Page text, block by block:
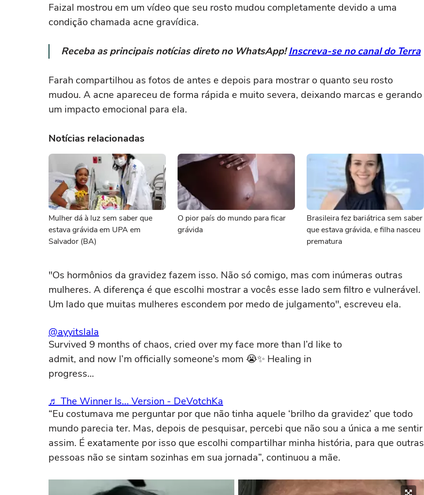
Faizal mostrou em um vídeo que seu rosto mudou completamente devido a uma
condição chamada acne gravídica.
Receba as principais notícias direto no WhatsApp!Inscreva-se no canal do Terra
Farah compartilhou as fotos de antes e depois para mostrar o quanto seu rosto
mudou. A acne apareceu de forma rápida e muito severa, deixando marcas e gerando
um impacto emocional para ela.
Notícias relacionadas
Mulher dá à luz sem saber que
estava grávida em UPA em
Salvador (BA)
O pior país do mundo para ficar
grávida
Brasileira fez bariátrica sem saber
que estava grávida, e filha nasceu
prematura
"Os hormônios da gravidez fazem isso. Não só comigo, mas com inúmeras outras
mulheres. A diferença é que escolhi mostrar a vocês esse lado sem filtro e vulnerável.
Um lado que muitas mulheres escondem por medo de julgamento", escreveu ela.
@ayyitslala
Survived 9 months of chaos, cried over my face more than I’d like to
admit, and now I’m officially someone’s mom 😭✨ Healing in
progress…
♬ The Winner Is... Version - DeVotchKa
“Eu costumava me perguntar por que não tinha aquele ‘brilho da gravidez’ que todo
mundo parecia ter. Mas, depois de pesquisar, percebi que não sou a única a me sentir
assim. É exatamente por isso que escolhi compartilhar minha história, para que outras
pessoas não se sintam sozinhas em sua jornada”, continuou a mãe.